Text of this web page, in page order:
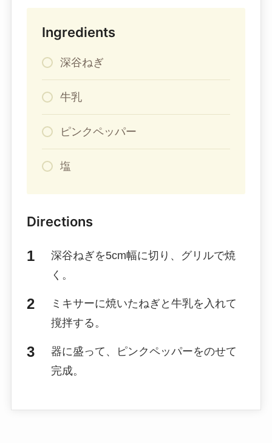
Ingredients
深谷ねぎ
牛乳
ピンクペッパー
塩
Directions
深谷ねぎを5cm幅に切り、グリルで焼
く。
ミキサーに焼いたねぎと牛乳を入れて
撹拌する。
器に盛って、ピンクペッパーをのせて
完成。